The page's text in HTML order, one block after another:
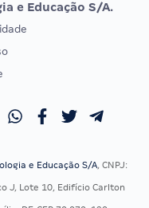
DE ORDEM
OAB
e Educação S/A.
e Educação S/A, CNPJ:
J, Lote 10, Edifício Carlton